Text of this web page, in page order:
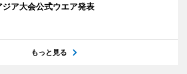
ジア大会公式ウエア発表
もっと見る